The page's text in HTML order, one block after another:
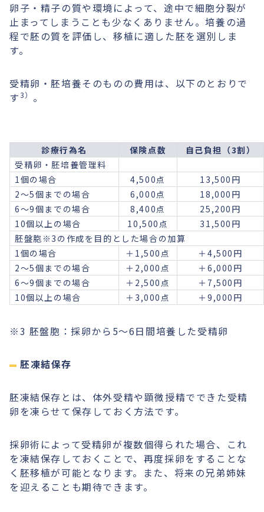
卵子・精子の質や環境によって、途中で細胞分裂が
止まってしまうことも少なくありません。培養の過
程で胚の質を評価し、移植に適した胚を選別しま
す。
受精卵・胚培養そのものの費用は、以下のとおりで
す3） 。
診療行為名 保険点数
自己負担（3割）
受精卵・胚培養管理料
1個の場合
4,500点
13,500円
2〜5個までの場合
6,000点
18,000円
6〜9個までの場合
8,400点
25,200円
10個以上の場合
10,500点
31,500円
胚盤胞※3の作成を目的とした場合の加算
1個の場合
＋1,500点
＋4,500円
2〜5個までの場合
＋2,000点
＋6,000円
6〜9個までの場合
＋2,500点
＋7,500円
10個以上の場合
＋3,000点 ＋9,000円
※3 胚盤胞：採卵から5～6日間培養した受精卵
胚凍結保存
胚凍結保存とは、体外受精や顕微授精でできた受精
卵を凍らせて保存しておく方法です。
採卵術によって受精卵が複数個得られた場合、これ
を凍結保存しておくことで、再度採卵をすることな
く胚移植が可能となります。また、将来の兄弟姉妹
を迎えることも期待できます。